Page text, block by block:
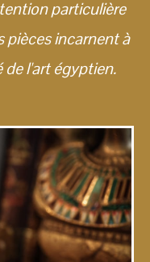
particulière
pièces incarnent à
de l'art égyptien.